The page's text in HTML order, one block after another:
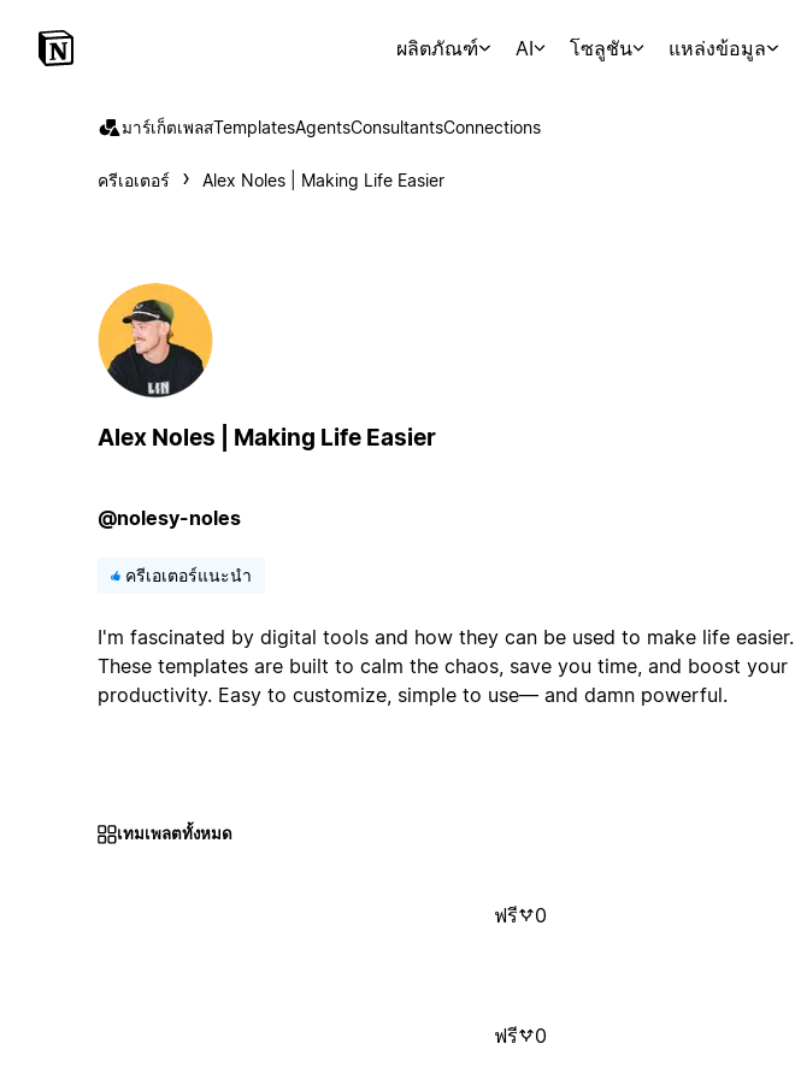
ผลิตภัณฑ์ AI โซลูชัน แหล่งข้อมูล
มาร์เก็ตเพลสTemplatesAgentsConsultantsConnections
ครีเอเตอร์ Alex Noles | Making Life Easier
Alex Noles | Making Life Easier
@nolesy-noles
ครีเอเตอร์แนะนำ
I'm fascinated by digital tools and how they can be used to make life easier.
These templates are built to calm the chaos, save you time, and boost your
productivity. Easy to customize, simple to use— and damn powerful.
เทมเพลตทั้งหมด
ฟรี 0
ฟรี 0